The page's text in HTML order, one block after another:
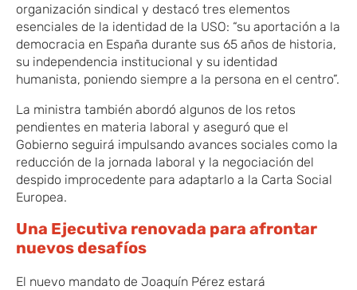
organización sindical y destacó tres elementos
esenciales de la identidad de la USO: “su aportación a la
democracia en España durante sus 65 años de historia,
su independencia institucional y su identidad
humanista, poniendo siempre a la persona en el centro”.
La ministra también abordó algunos de los retos
pendientes en materia laboral y aseguró que el
Gobierno seguirá impulsando avances sociales como la
reducción de la jornada laboral y la negociación del
despido improcedente para adaptarlo a la Carta Social
Europea.
Una Ejecutiva renovada para afrontar
nuevos desafíos
El nuevo mandato de Joaquín Pérez estará